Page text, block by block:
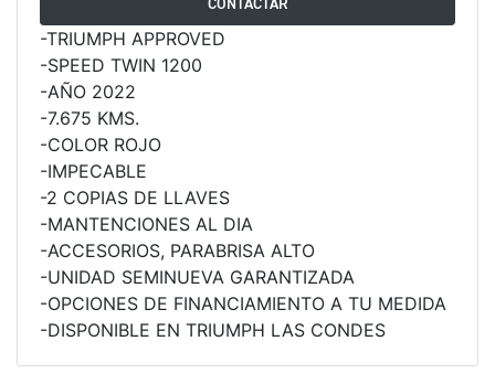
Precio desde $12.690.000
RX
STREET TRIPLE 765 RX
Precio desde $15.890.000
MOTO2
STREET TRIPLE 765 MOTO2
Precio desde $17.490.000
CONTACTAR
-TRIUMPH APPROVED
-SPEED TWIN 1200
-AÑO 2022
-7.675 KMS.
-COLOR ROJO
-IMPECABLE
-2 COPIAS DE LLAVES
-MANTENCIONES AL DIA
-ACCESORIOS, PARABRISA ALTO
-UNIDAD SEMINUEVA GARANTIZADA
-OPCIONES DE FINANCIAMIENTO A TU MEDIDA
-DISPONIBLE EN TRIUMPH LAS CONDES